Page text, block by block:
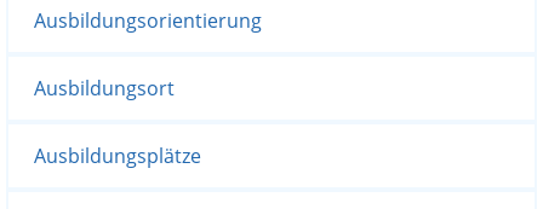
Ausbildungsorientierung
Ausbildungsort
Ausbildungsplätze